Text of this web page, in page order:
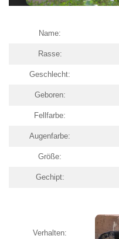
Name:
Rasse:
Geschlecht:
Geboren:
Fellfarbe:
Augenfarbe:
Größe:
Gechipt:
Verhalten: